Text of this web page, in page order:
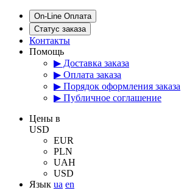
On-Line Оплата
Статус заказа
Контакты
Помощь
▶ Доставка заказа
▶ Оплата заказа
▶ Порядок оформления заказа
▶ Публичное соглашение
Цены в
USD
EUR
PLN
UAH
USD
Язык ua en